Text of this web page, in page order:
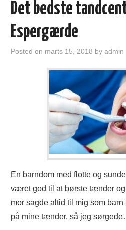
Det bedste
Espergærde
Posted on marts 15, 2018 byadmin
En barndom med flotte og
været god til at børste tænder
mor sagde altid til mig som
på mine tænder, så jeg